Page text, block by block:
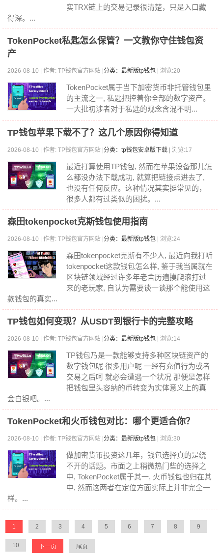
实TRX链上的交易记录很清楚，只是入口藏
得深。...
TokenPocket私匙怎么保管？一文教你守住钱包资
产
2026-08-10 | 作者: TP钱包官方网站 | 分类：最新版tp钱包 | 浏览:20
TokenPocket属于当下加密货币非托管钱包里
的主流之一, 私匙把控着你全部的数字资产。
一大批初涉者对于私匙的观念含混不明...
TP钱包苹果下载不了？这几个原因你得知道
2026-08-10 | 作者: TP钱包官方网站 | 分类：tp钱包安卓版下载 | 浏览:17
最近打算使用TP钱包, 然而在苹果设备那儿怎
么都没办法下载成功, 就算把链接点进去了,
也没有任何反应。这种情况其实挺常见的，
很多人都有过类似的困扰。...
森田tokenpocket克斯钱包使用指南
2026-08-10 | 作者: TP钱包官方网站 | 分类：最新版tp钱包 | 浏览:24
森田tokenpocket克斯有不少人, 最近向我打听
tokenpocket这款钱包怎么样, 鉴于我当属就在
区块链领域经过许多年老舍历遍摸爬滚打过
来的老玩家, 自认为需要谈一谈那个能使用这
款钱包的真实...
TP钱包如何变现？从USDT到银行卡的完整攻略
2026-08-10 | 作者: TP钱包官方网站 | 分类：最新版tp钱包 | 浏览:14
TP钱包乃是一款能够支持多种区块链资产的
数字钱包呢 很多用户呢 一经有充值行为或者
交易之后呵 就必会遭遇一个状况 那便是怎样
把钱包里头容纳的币转变为实体意义上的真
金白银吧。...
TokenPocket和火币钱包对比：哪个更适合你？
2026-08-10 | 作者: TP钱包官方网站 | 分类：最新版tp钱包 | 浏览:30
做加密货币投资这几年，钱包选择真的是绕
不开的话题。市面之上稍微热门些的选择之
中, TokenPocket属于其一, 火币钱包也归在其
中, 然而这两者在定位方面实际上并非完全一
样。...
1 2 3 4 5 6 7 8 9
10 下一页 尾页